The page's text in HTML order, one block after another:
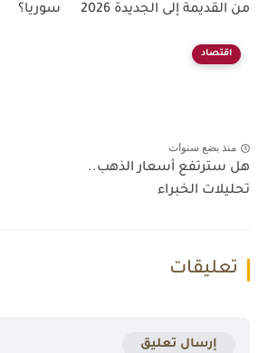
من القديمة إلى الجديدة 2026
سوريا؟
اقتصاد
منذ بضع سنوات
هل سترتفع أسعار الذهب..
تحليلات الخبراء
تعليقات
إرسال تعليق